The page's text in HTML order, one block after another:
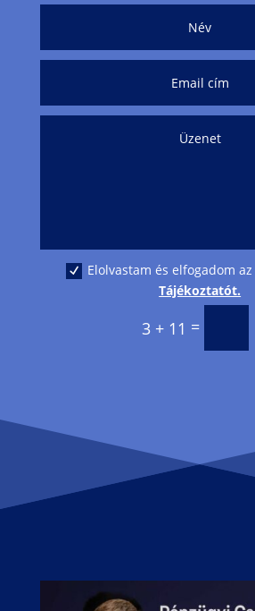
Elolvastam és elfogadom az
Tájékoztatót.
3 + 11 =